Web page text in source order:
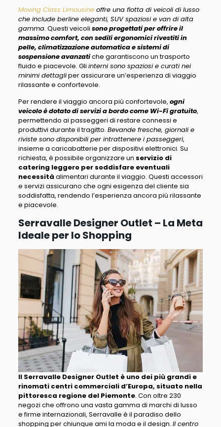
Moving Class Limousineoffre una flotta di veicoli di lusso
che include berline eleganti, SUV spaziosi e van di alta
gamma. Questi veicoli sono progettati per offrire il
massimo comfort, con sedili ergonomici rivestiti in
pelle, climatizzazione automatica e sistemi di
sospensione avanzatiche garantiscono un trasporto
fluido e piacevole. Gli interni sono spaziosi e curati nei
minimi dettagliper assicurare un’esperienza di viaggio
rilassante e confortevole.
Per rendere il viaggio ancora più confortevole, ogni
veicolo è dotato di servizi a bordo come Wi-Fi gratuito,
permettendo ai passeggeri di restare connessi e
produttivi durante il tragitto. Bevande fresche, giornali e
riviste sono disponibili per intrattenere i passeggeri,
insieme a caricabatterie per dispositivi elettronici. Su
richiesta, è possibile organizzare un servizio di
catering leggero per soddisfare eventuali
necessità alimentari durante il viaggio. Questi accessori
e servizi assicurano che ogni esigenza del cliente sia
soddisfatta, rendendo l’esperienza ancora più rilassante
e piacevole.
Serravalle Designer Outlet – La Meta
Ideale per lo Shopping
Il Serravalle Designer Outlet è uno dei più grandi e
rinomati centri commerciali d’Europa, situato nella
pittoresca regione del Piemonte. Con oltre 230
negozi che offrono una vasta gamma di marchi di lusso
e firme internazionali, Serravalle è il paradiso dello
shopping per chiunque ami la moda e il design. Il centro